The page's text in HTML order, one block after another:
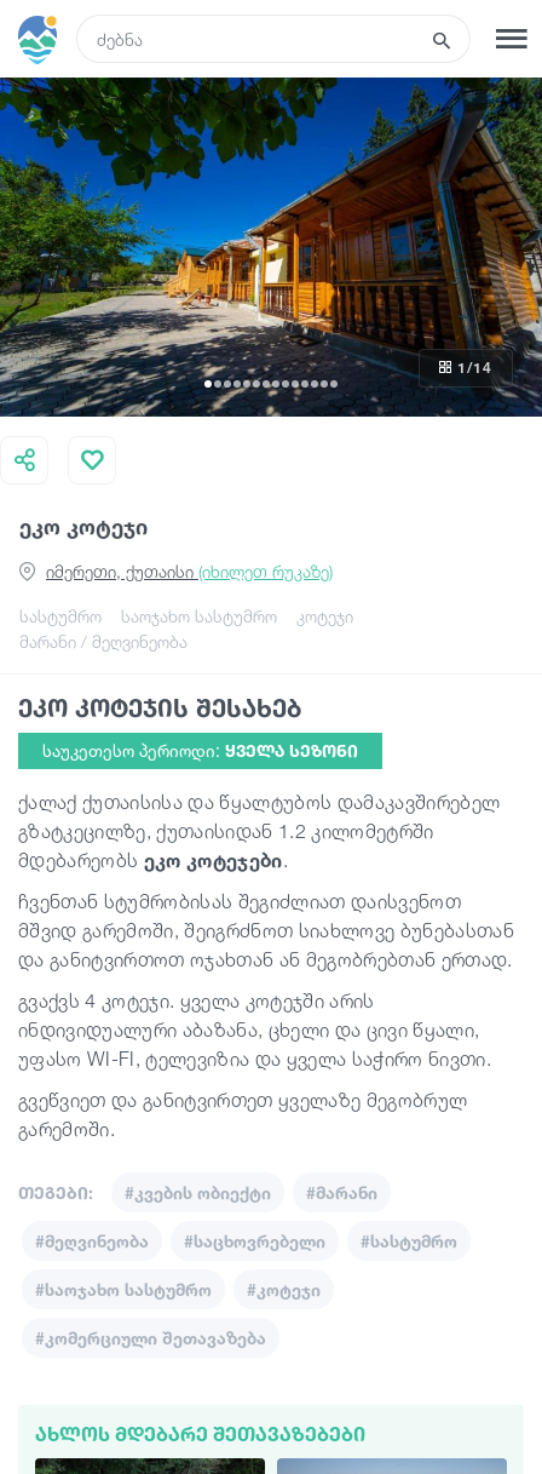
რეგისტრაცია
ტურები
სასტუმროები
ტრანსპორტი
რა ვნახოთ
გიდები
ეკო კოტეჯი
სასტუმრო საოჯახო სასტუმრო
კოტეჯი
მარანი / მეღვინეობა
იმერეთი, ქუთაისი (იხილეთ რუკაზე)
1 /14
ეკო კოტეჯის შესახებ
საუკეთესო პერიოდი: ᲧᲕᲔᲚᲐ ᲡᲔᲖᲝᲜᲘ
ქალაქ ქუთაისისა და წყალტუბოს დამაკავშირებელ
გზატკეცილზე, ქუთაისიდან 1.2 კილომეტრში
მდებარეობს ეკო კოტეჯები.
ჩვენთან სტუმრობისას შეგიძლიათ დაისვენოთ
მშვიდ გარემოში, შეიგრძნოთ სიახლოვე ბუნებასთან
და განიტვირთოთ ოჯახთან ან მეგობრებთან ერთად.
გვაქვს 4 კოტეჯი. ყველა კოტეჯში არის
ინდივიდუალური აბაზანა, ცხელი და ცივი წყალი,
უფასო WI-FI, ტელევიზია და ყველა საჭირო ნივთი.
გვეწვიეთ და განიტვირთეთ ყველაზე მეგობრულ
გარემოში.
თეგები: #კვების ობიექტი #მარანი
#მეღვინეობა #საცხოვრებელი #სასტუმრო
#საოჯახო სასტუმრო #კოტეჯი
#კომერციული შეთავაზება
ᲐᲮᲚᲝᲡ ᲛᲓᲔᲑᲐᲠᲔ ᲨᲔᲗᲐᲕᲐᲖᲔᲑᲔᲑᲘ